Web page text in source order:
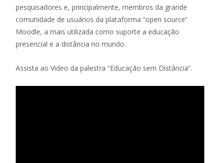
pesquisadores e, principalmente, membros da grande
comunidade de usuários da plataforma “open source”
Moodle, a mais utilizada como suporte a educação
presencial e a distância no mundo.
Assista ao Video da palestra “Educação sem Distância”.